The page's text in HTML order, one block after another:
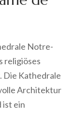
Notre-
religiöses
Die Kathedrale
Architektur
ist ein